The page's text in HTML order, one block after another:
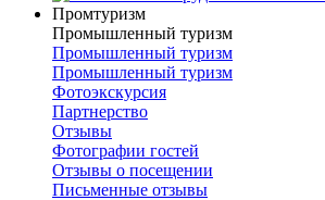
Промтуризм
Промышленный туризм
Промышленный туризм
Промышленный туризм
Фотоэкскурсия
Партнерство
Отзывы
Фотографии гостей
Отзывы о посещении
Письменные отзывы